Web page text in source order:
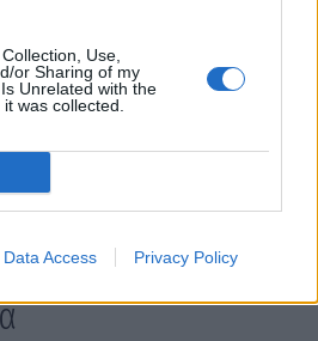
Use,
or Sharing of my
Unrelated with the
was collected.
Data Access Privacy Policy
δυτικά ανατολικοί
5, πρόσκαιρα στο Ιόνιο 6 και
διευθύνσεις 3 με 5
θα σημειώσει μικρή
22 με 24 βαθμούς και
τα Δωδεκάνησα τους 25